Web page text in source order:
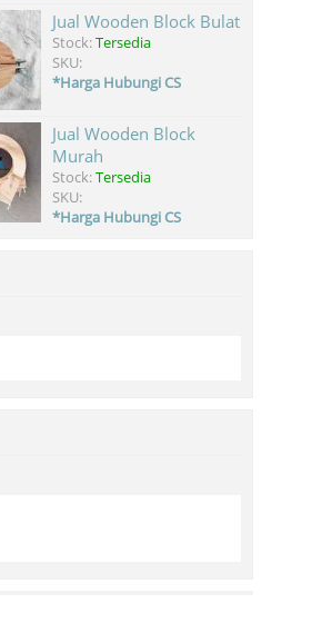
Jual Wooden Block Bulat
Stock:Tersedia
SKU:
*Harga Hubungi CS
Jual Wooden Block
Murah
Stock:Tersedia
SKU:
*Harga Hubungi CS